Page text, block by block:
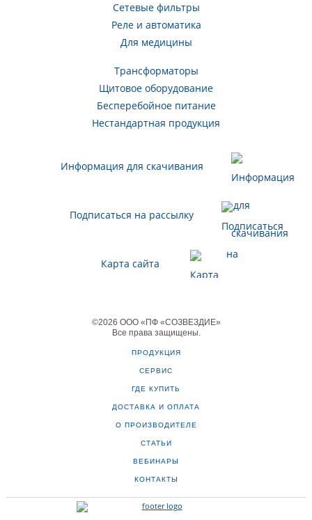
Сетевые фильтры
Реле и автоматика
Для медицины
Трансформаторы
Щитовое оборудование
Бесперебойное питание
Нестандартная продукция
Информация для скачивания
Подписаться на рассылку
Карта сайта
©2026 ООО «ПФ «СОЗВЕЗДИЕ»
Все права защищены.
ПРОДУКЦИЯ
СЕРВИС
ГДЕ КУПИТЬ
ДОСТАВКА И ОПЛАТА
О ПРОИЗВОДИТЕЛЕ
СТАТЬИ
ВЕБИНАРЫ
КОНТАКТЫ